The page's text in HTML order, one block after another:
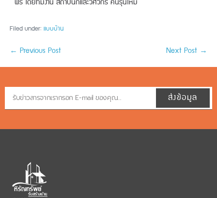
Filed under: แบบบ้าน
← Previous Post Next Post →
ส่งข้อมูล